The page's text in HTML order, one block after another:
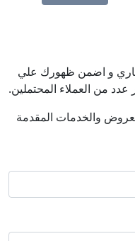
و اضمن ظهورك علي
من العملاء المحتملين.
والخدمات المقدمة